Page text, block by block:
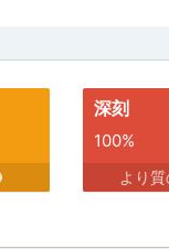
深刻
100%
より